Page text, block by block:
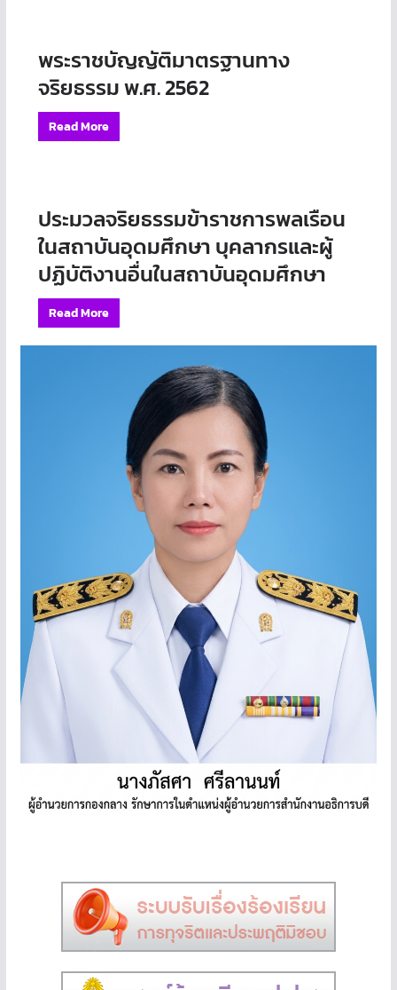
พระราชบัญญัติมาตรฐานทาง
จริยธรรม พ.ศ. 2562
Read More
ประมวลจริยธรรมข้าราชการพลเรือน
ในสถาบันอุดมศึกษา บุคลากรและผู้
ปฏิบัติงานอื่นในสถาบันอุดมศึกษา
Read More